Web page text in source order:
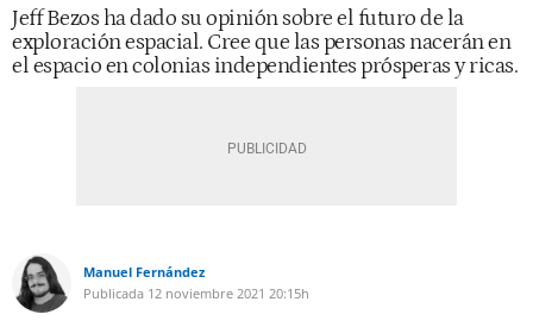
Jeff Bezos ha dado su opinión sobre el futuro de la
exploración espacial. Cree que las personas nacerán en
el espacio en colonias independientes prósperas y ricas.
Manuel Fernández
Publicada 12 noviembre 2021 20:15h